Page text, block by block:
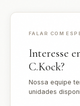
FALAR COM
Interesse
C.Kock?
Nossa equipe
unidades